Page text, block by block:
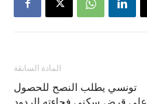
المادة السابقة
تونسي يطلب النصح للحصول